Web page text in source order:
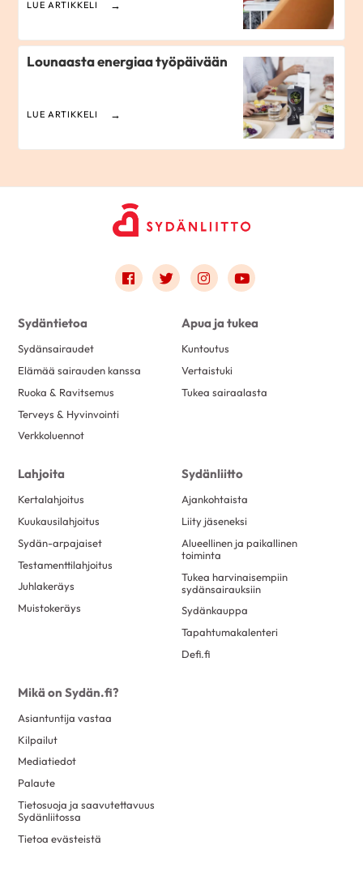
LUE ARTIKKELI
Lounaasta energiaa työpäivään
LUE ARTIKKELI
Link to facebook
Link to twitter
Link to instagram
Link to youtube
Sydäntietoa
Sydänsairaudet
Elämää sairauden kanssa
Ruoka & Ravitsemus
Terveys & Hyvinvointi
Verkkoluennot
Apua ja tukea
Kuntoutus
Vertaistuki
Tukea sairaalasta
Lahjoita
Kertalahjoitus
Kuukausilahjoitus
Sydän-arpajaiset
Testamenttilahjoitus
Juhlakeräys
Muistokeräys
Sydänliitto
Ajankohtaista
Liity jäseneksi
Alueellinen ja paikallinen
toiminta
Tukea harvinaisempiin
sydänsairauksiin
Sydänkauppa
Tapahtumakalenteri
Defi.fi
Mikä on Sydän.fi?
Asiantuntija vastaa
Kilpailut
Mediatiedot
Palaute
Tietosuoja ja saavutettavuus
Sydänliitossa
Tietoa evästeistä